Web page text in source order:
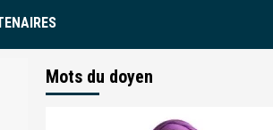
Mots du doyen